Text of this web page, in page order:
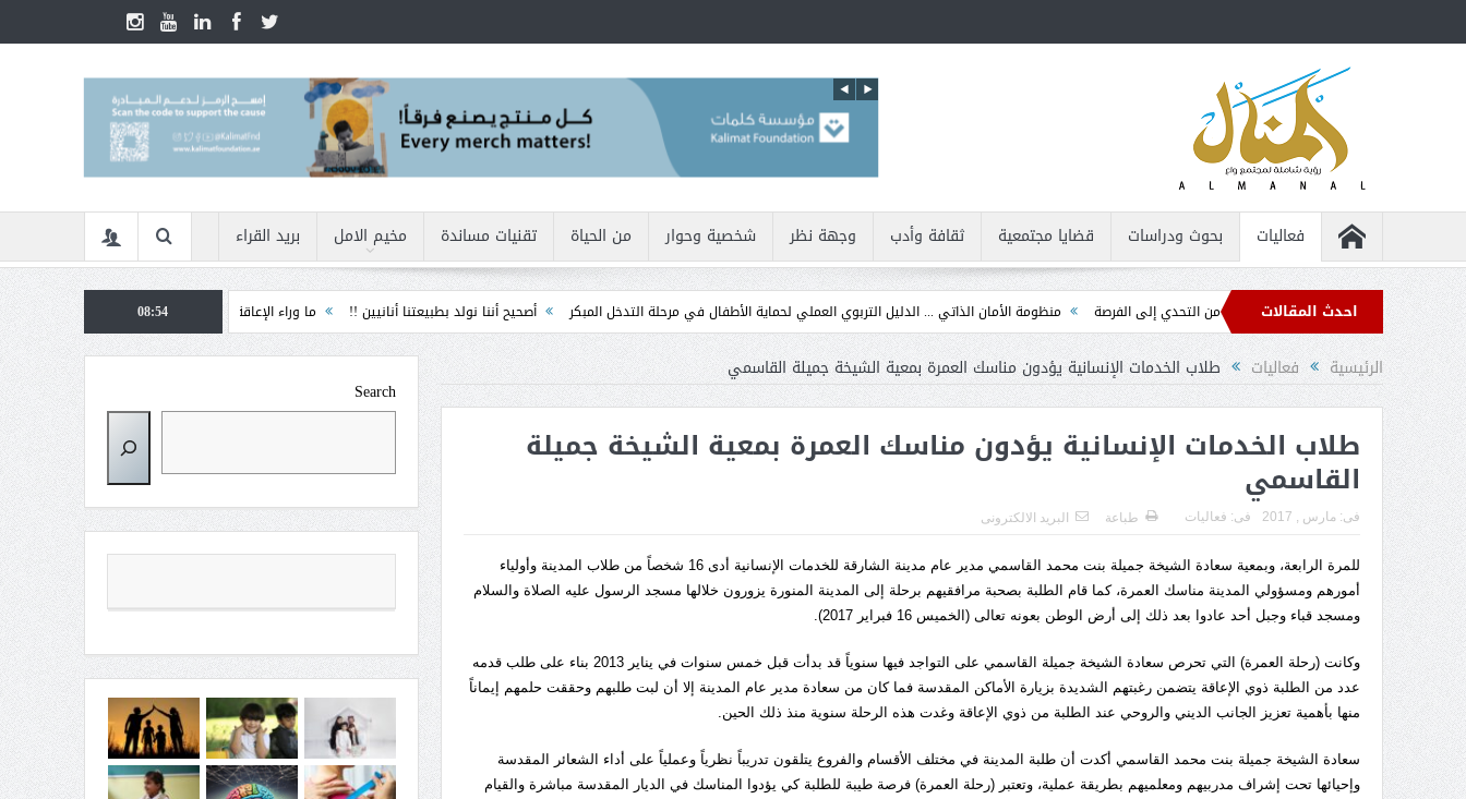
فعاليات بحوث ودراسات قضايا مجتمعية ثقافة وأدب وجهة نظر شخصية وحوار من الحياة تقنيات مساندة مخيم الامل بريد القراء
احدث المقالات
عن بعد للأشخاص من ذوي الإعاقة ... من التحدي إلى الفرصة منظومة الأمان الذاتي ... الدليل التربوي العملي لحماية الأطفال في مرحلة التدخل المبكر أصحيح أننا نولد بطبيعتنا أنانيين !! ما وراء الإعاقة الأمن السيبراني في زمن الأزمات ... كيف
08:54
الرئيسية فعاليات طلاب الخدمات الإنسانية يؤدون مناسك العمرة بمعية الشيخة جميلة القاسمي
طلاب الخدمات الإنسانية يؤدون مناسك العمرة بمعية الشيخة جميلة
القاسمي
فى:مارس , 2017 فى: فعاليات طباعة البريد الالكترونى
للمرة الرابعة، وبمعية سعادة الشيخة جميلة بنت محمد القاسمي مدير عام مدينة الشارقة للخدمات الإنسانية أدى 16 شخصاً من طلاب المدينة وأولياء
أمورهم ومسؤولي المدينة مناسك العمرة، كما قام الطلبة بصحبة مرافقيهم برحلة إلى المدينة المنورة يزورون خلالها مسجد الرسول عليه الصلاة والسلام
ومسجد قباء وجبل أحد عادوا بعد ذلك إلى أرض الوطن بعونه تعالى (الخميس 16 فبراير 2017).
وكانت (رحلة العمرة) التي تحرص سعادة الشيخة جميلة القاسمي على التواجد فيها سنوياً قد بدأت قبل خمس سنوات في يناير 2013 بناء على طلب قدمه
عدد من الطلبة ذوي الإعاقة يتضمن رغبتهم الشديدة بزيارة الأماكن المقدسة فما كان من سعادة مدير عام المدينة إلا أن لبت طلبهم وحققت حلمهم إيماناً
منها بأهمية تعزيز الجانب الديني والروحي عند الطلبة من ذوي الإعاقة وغدت هذه الرحلة سنوية منذ ذلك الحين.
سعادة الشيخة جميلة بنت محمد القاسمي أكدت أن طلبة المدينة في مختلف الأقسام والفروع يتلقون تدريباً نظرياً وعملياً على أداء الشعائر المقدسة
وإحيائها تحت إشراف مدربيهم ومعلميهم بطريقة عملية، وتعتبر (رحلة العمرة) فرصة طيبة للطلبة كي يؤدوا المناسك في الديار المقدسة مباشرة والقيام
Search